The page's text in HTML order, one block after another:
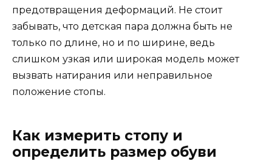
предотвращения деформаций. Не стоит
забывать, что детская пара должна быть не
только по длине, но и по ширине, ведь
слишком узкая или широкая модель может
вызвать натирания или неправильное
положение стопы.
Как измерить стопу и
определить размер обуви